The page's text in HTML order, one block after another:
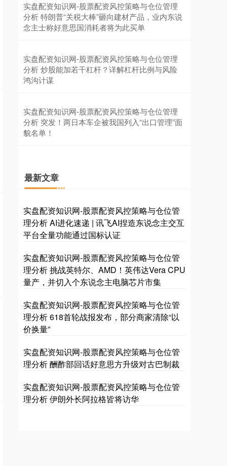
实盘配资知识网-股票配资风控策略与仓位管理
分析 特朗普“关税大棒”砸向建材产品，业内东说
念主士称好意思国消耗者将为此买单
实盘配资知识网-股票配资风控策略与仓位管理
分析 炒股能加若干杠杆？详解杠杆比例与风险
鸿沟计谋
实盘配资知识网-股票配资风控策略与仓位管理
分析 突发！两日本车企被我国列入“出口管理”面
貌名单！
最新文章
实盘配资知识网-股票配资风控策略与仓位管
理分析 AI进化速递 | 讯飞AI捏造东说念主交互
平台全量功能通过国标认证
实盘配资知识网-股票配资风控策略与仓位管
理分析 挑战英特尔、AMD！英伟达Vera CPU
量产，并切入个东说念主电脑芯片市集
实盘配资知识网-股票配资风控策略与仓位管
理分析 618首轮战报发布，部分商家清除“以
价换量”
实盘配资知识网-股票配资风控策略与仓位管
理分析 酬酢部回话好意思方升级对古巴制裁
实盘配资知识网-股票配资风控策略与仓位管
理分析 伊朗外长阿拉格皆将访华